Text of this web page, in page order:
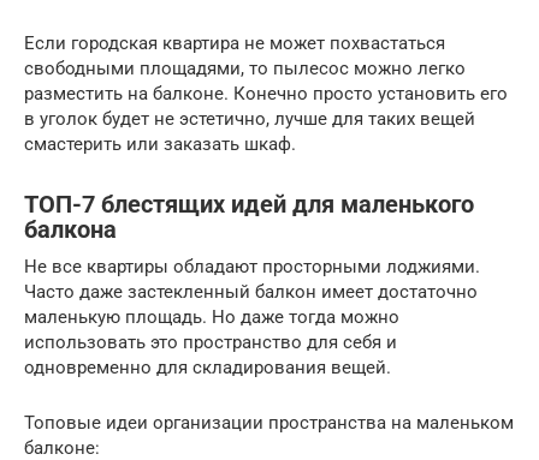
Если городская квартира не может похвастаться
свободными площадями, то пылесос можно легко
разместить на балконе. Конечно просто установить его
в уголок будет не эстетично, лучше для таких вещей
смастерить или заказать шкаф.
ТОП-7 блестящих идей для маленького
балкона
Не все квартиры обладают просторными лоджиями.
Часто даже застекленный балкон имеет достаточно
маленькую площадь. Но даже тогда можно
использовать это пространство для себя и
одновременно для складирования вещей.
Топовые идеи организации пространства на маленьком
балконе: